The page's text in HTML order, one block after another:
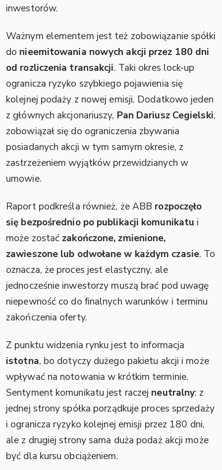
inwestorów.
Ważnym elementem jest też zobowiązanie spółki
do nieemitowania nowych akcji przez 180 dni
od rozliczenia transakcji. Taki okres lock-up
ogranicza ryzyko szybkiego pojawienia się
kolejnej podaży z nowej emisji. Dodatkowo jeden
z głównych akcjonariuszy, Pan Dariusz Cegielski,
zobowiązał się do ograniczenia zbywania
posiadanych akcji w tym samym okresie, z
zastrzeżeniem wyjątków przewidzianych w
umowie.
Raport podkreśla również, że ABB rozpoczęło
się bezpośrednio po publikacji komunikatu i
może zostać zakończone, zmienione,
zawieszone lub odwołane w każdym czasie. To
oznacza, że proces jest elastyczny, ale
jednocześnie inwestorzy muszą brać pod uwagę
niepewność co do finalnych warunków i terminu
zakończenia oferty.
Z punktu widzenia rynku jest to informacja
istotna, bo dotyczy dużego pakietu akcji i może
wpływać na notowania w krótkim terminie.
Sentyment komunikatu jest raczej neutralny: z
jednej strony spółka porządkuje proces sprzedaży
i ogranicza ryzyko kolejnej emisji przez 180 dni,
ale z drugiej strony sama duża podaż akcji może
być dla kursu obciążeniem.